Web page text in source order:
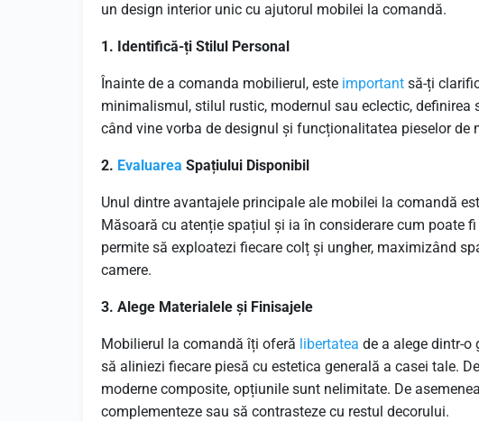
un design interior unic cu ajutorul mobilei la comandă.
1. Identifică-ți Stilul Personal
Înainte de a comanda mobilierul, este important să-ți
minimalismul, stilul rustic, modernul sau eclectic,
când vine vorba de designul și funcționalitatea pieselor de
2. Evaluarea Spațiului Disponibil
Unul dintre avantajele principale ale mobilei la comandă
Măsoară cu atenție spațiul și ia în considerare cum poate
permite să exploatezi fiecare colț și ungher, maximizând
camere.
3. Alege Materialele și Finisajele
Mobilierul la comandă îți oferă libertatea de a alege dintr-o
să aliniezi fiecare piesă cu estetica generală a casei tale.
moderne composite, opțiunile sunt nelimitate. De
complementeze sau să contrasteze cu restul decorului.